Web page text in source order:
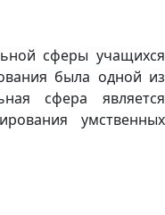
сферы учащихся
была одной из
сфера является
умственных